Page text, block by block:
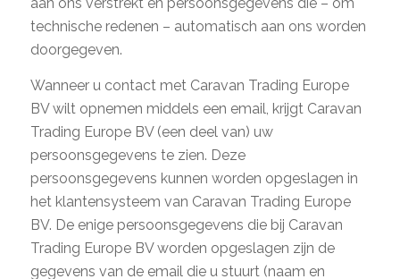
technische redenen – automatisch aan ons worden
doorgegeven.
Wanneer u contact met Caravan Trading Europe
BV wilt opnemen middels een email, krijgt Caravan
Trading Europe BV (een deel van) uw
persoonsgegevens te zien. Deze
persoonsgegevens kunnen worden opgeslagen in
het klantensysteem van Caravan Trading Europe
BV. De enige persoonsgegevens die bij Caravan
Trading Europe BV worden opgeslagen zijn de
gegevens van de email die u stuurt (naam en